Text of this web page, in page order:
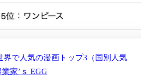
界で人気の漫画トップ3（国別人気
家’ｓ EGG